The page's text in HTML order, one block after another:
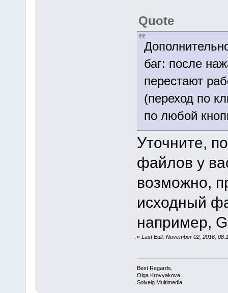
Quote
баг: после
перестают
(переход по
по любой
Уточните,
файлов у
возможно,
исходный
например,
« Last Edit: November 02, 2016,
Best Regards,
Olga Krovyakova
Solveig Multimedia